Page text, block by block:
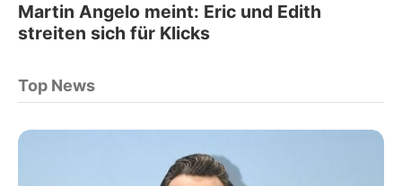
Martin Angelo meint: Eric und Edith
streiten sich für Klicks
Top News